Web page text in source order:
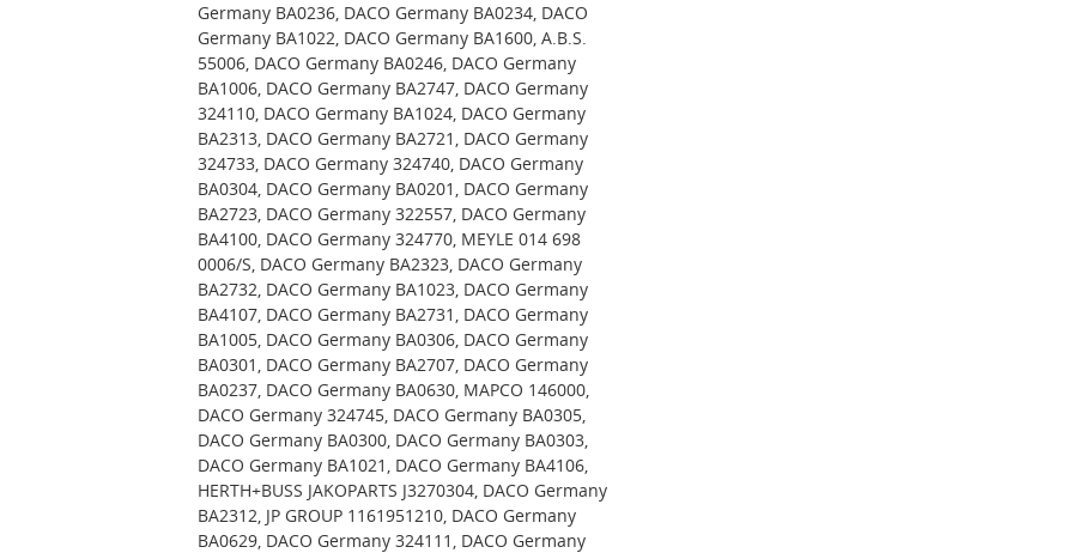
Germany BA0236, DACO Germany BA0234, DACO
Germany BA1022, DACO Germany BA1600, A.B.S.
55006, DACO Germany BA0246, DACO Germany
BA1006, DACO Germany BA2747, DACO Germany
324110, DACO Germany BA1024, DACO Germany
BA2313, DACO Germany BA2721, DACO Germany
324733, DACO Germany 324740, DACO Germany
BA0304, DACO Germany BA0201, DACO Germany
BA2723, DACO Germany 322557, DACO Germany
BA4100, DACO Germany 324770, MEYLE 014 698
0006/S, DACO Germany BA2323, DACO Germany
BA2732, DACO Germany BA1023, DACO Germany
BA4107, DACO Germany BA2731, DACO Germany
BA1005, DACO Germany BA0306, DACO Germany
BA0301, DACO Germany BA2707, DACO Germany
BA0237, DACO Germany BA0630, MAPCO 146000,
DACO Germany 324745, DACO Germany BA0305,
DACO Germany BA0300, DACO Germany BA0303,
DACO Germany BA1021, DACO Germany BA4106,
HERTH+BUSS JAKOPARTS J3270304, DACO Germany
BA2312, JP GROUP 1161951210, DACO Germany
BA0629, DACO Germany 324111, DACO Germany